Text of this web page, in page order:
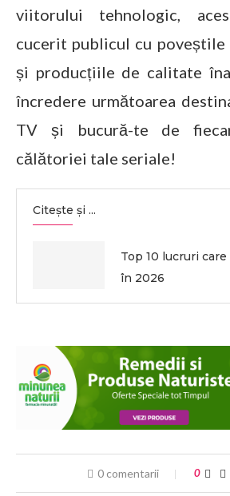
viitorului tehnologic,
cucerit publicul cu poveștile
și producțiile de calitate
încredere următoarea
TV și bucură-te de
călătoriei tale seriale!
Citește și ...
Top 10 lucruri
în 2026
0 comentarii 0